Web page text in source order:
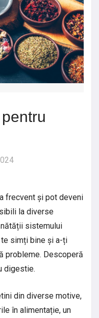
frecvent și pot deveni
la diverse
sistemului
simți bine și a-ți
probleme. Descoperă
digestie.
din diverse motive,
în alimentație, un